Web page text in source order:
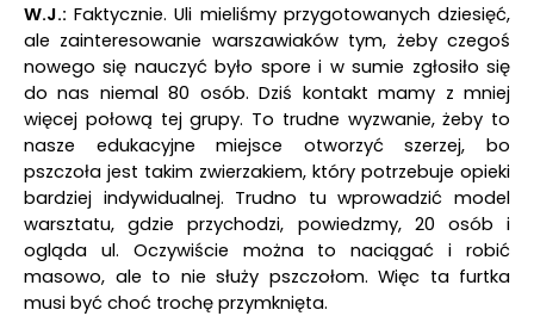
W.J.: Faktycznie. Uli mieliśmy przygotowanych dziesięć,
ale zainteresowanie warszawiaków tym, żeby czegoś
nowego się nauczyć było spore i w sumie zgłosiło się
do nas niemal 80 osób. Dziś kontakt mamy z mniej
więcej połową tej grupy. To trudne wyzwanie, żeby to
nasze edukacyjne miejsce otworzyć szerzej, bo
pszczoła jest takim zwierzakiem, który potrzebuje opieki
bardziej indywidualnej. Trudno tu wprowadzić model
warsztatu, gdzie przychodzi, powiedzmy, 20 osób i
ogląda ul. Oczywiście można to naciągać i robić
masowo, ale to nie służy pszczołom. Więc ta furtka
musi być choć trochę przymknięta.